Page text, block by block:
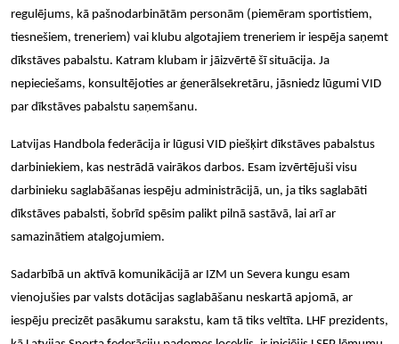
regulējums, kā pašnodarbinātām personām (piemēram sportistiem,
tiesnešiem, treneriem) vai klubu algotajiem treneriem ir iespēja saņemt
dīkstāves pabalstu. Katram klubam ir jāizvērtē šī situācija. Ja
nepieciešams, konsultējoties ar ģenerālsekretāru, jāsniedz lūgumi VID
par dīkstāves pabalstu saņemšanu.
Latvijas Handbola federācija ir lūgusi VID piešķirt dīkstāves pabalstus
darbiniekiem, kas nestrādā vairākos darbos. Esam izvērtējuši visu
darbinieku saglabāšanas iespēju administrācijā, un, ja tiks saglabāti
dīkstāves pabalsti, šobrīd spēsim palikt pilnā sastāvā, lai arī ar
samazinātiem atalgojumiem.
Sadarbībā un aktīvā komunikācijā ar IZM un Severa kungu esam
vienojušies par valsts dotācijas saglabāšanu neskartā apjomā, ar
iespēju precizēt pasākumu sarakstu, kam tā tiks veltīta. LHF prezidents,